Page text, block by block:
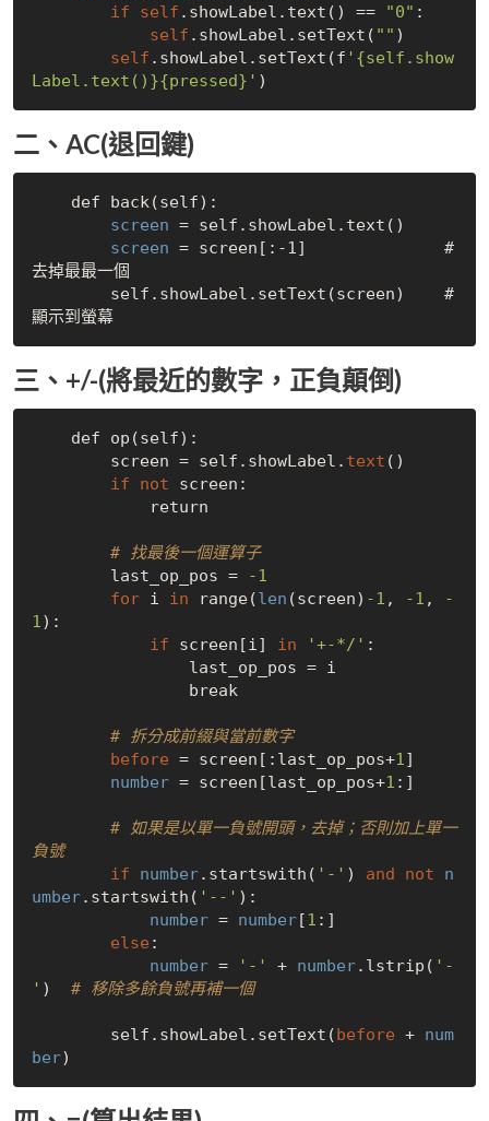
if
self .showLabel.text() == "0" :
self .showLabel.setText( "" )
self .showLabel.setText(f '{self.show
Label.text()}{pressed}'
二、AC(退回鍵)
screen = self.showLabel.text()
screen = screen[:-1]              #
去掉最最一個
顯示到螢幕
三、+/-(將最近的數字，正負顛倒)
        screen = self.showLabel.
text ()
if
not screen:
return
# 找最後一個運算子
        last_op_pos =
-1
for i in range(len (screen) -1 , -1 ,
-
1 ):
if screen[i] in '+-*/' :
# 拆分成前綴與當前數字
before = screen[:last_op_pos+1 ]
number = screen[last_op_pos+1 :]
# 如果是以單一負號開頭，去掉；否則加上單一
負號
if
number.startswith( '-' ) and not
n
umber.startswith( '--' ):
number = number[1 :]
else :
number = '-' + number.lstrip( '-
' ) # 移除多餘負號再補一個
        self.showLabel.setText(
before + num
ber